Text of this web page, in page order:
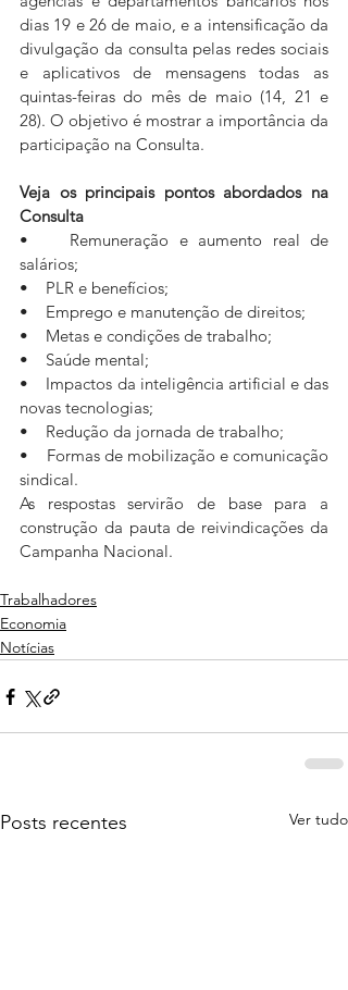
dias 19 e 26 de maio, e a intensificação da
divulgação da consulta pelas redes sociais
e aplicativos de mensagens todas as
quintas-feiras do mês de maio (14, 21 e
28). O objetivo é mostrar a importância da
participação na Consulta.
Veja os principais pontos abordados na
Consulta
•    Remuneração e aumento real de
salários;
•    PLR e benefícios;
•    Emprego e manutenção de direitos;
•    Metas e condições de trabalho;
•    Saúde mental;
•    Impactos da inteligência artificial e das
novas tecnologias;
•    Redução da jornada de trabalho;
•    Formas de mobilização e comunicação
sindical.
As respostas servirão de base para a
construção da pauta de reivindicações da
Campanha Nacional.
Trabalhadores
Economia
Notícias
Posts recentes Ver tudo